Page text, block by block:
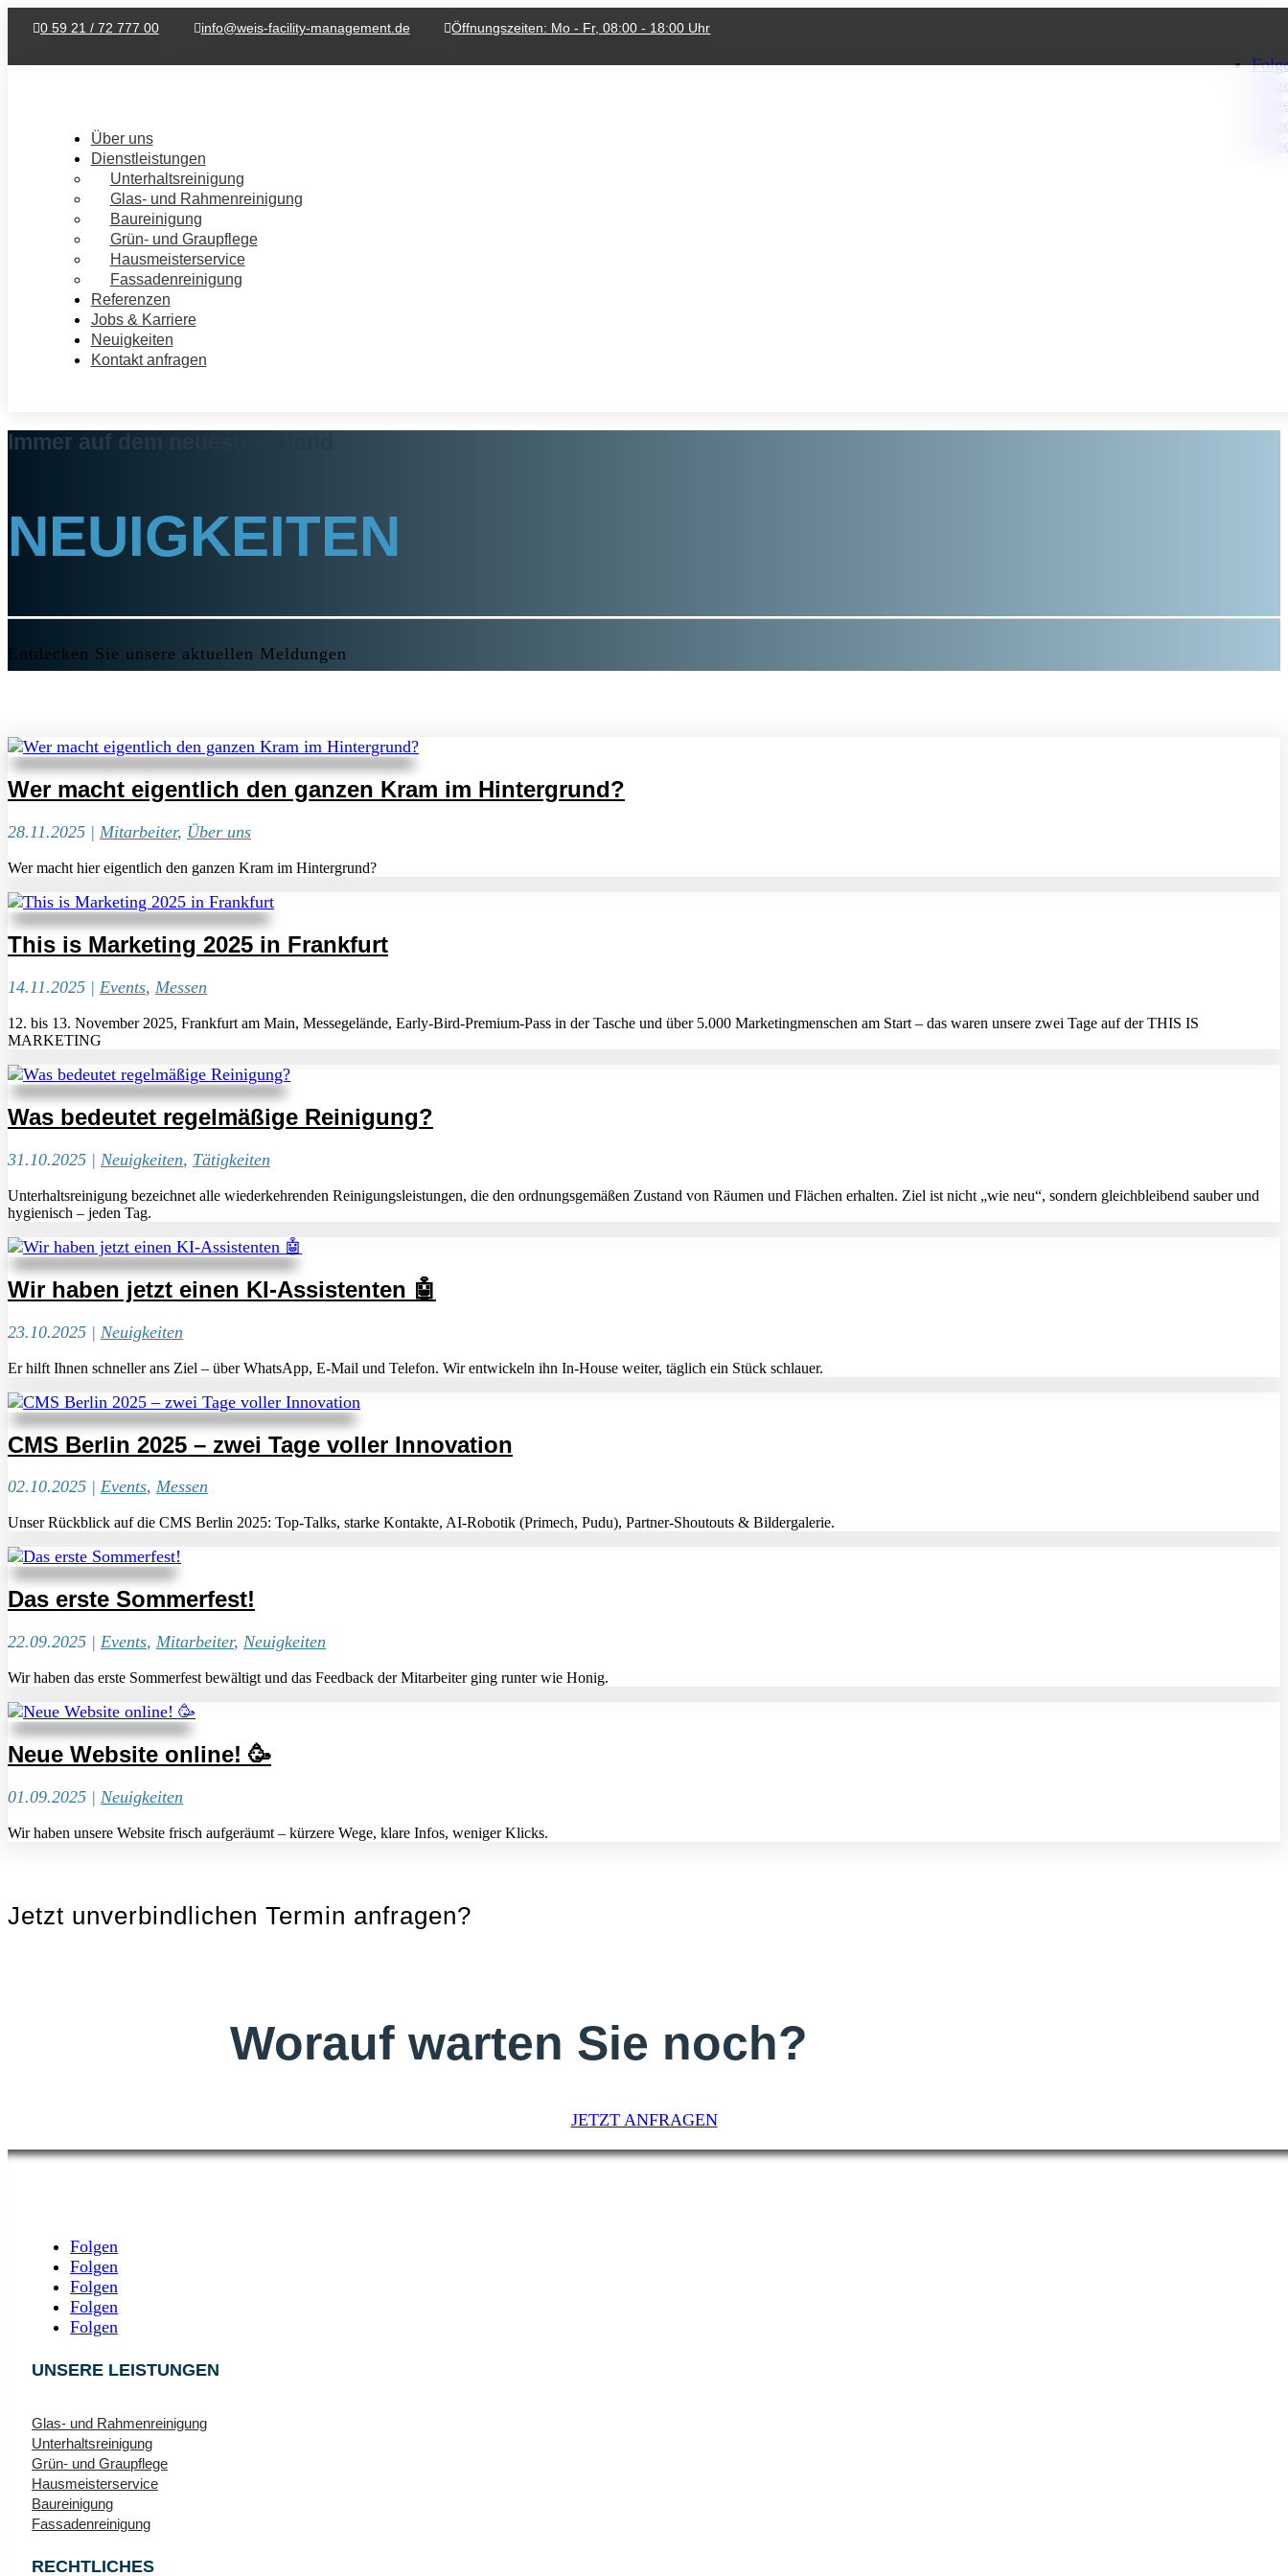
0 59 21 / 72 777 00 info@weis-facility-management.de Öffnungszeiten: Mo - Fr, 08:00 - 18:00 Uhr
Über uns
Dienstleistungen
Unterhaltsreinigung
Glas‑ und Rahmenreinigung
Baureinigung
Grün- und Graupflege
Hausmeisterservice
Fassadenreinigung
Referenzen
Jobs & Karriere
Neuigkeiten
Kontakt anfragen
Immer auf dem neuesten Stand
NEUIGKEITEN
Entdecken Sie unsere aktuellen Meldungen
Wer macht eigentlich den ganzen Kram im Hintergrund?
28.11.2025 | Mitarbeiter, Über uns
Wer macht hier eigentlich den ganzen Kram im Hintergrund?
This is Marketing 2025 in Frankfurt
14.11.2025 | Events, Messen
12. bis 13. November 2025, Frankfurt am Main, Messegelände, Early-Bird-Premium-Pass in der Tasche und über 5.000 Marketingmenschen am Start – das waren unsere zwei Tage auf der THIS IS
MARKETING
Was bedeutet regelmäßige Reinigung?
31.10.2025 | Neuigkeiten, Tätigkeiten
Unterhaltsreinigung bezeichnet alle wiederkehrenden Reinigungsleistungen, die den ordnungsgemäßen Zustand von Räumen und Flächen erhalten. Ziel ist nicht „wie neu“, sondern gleichbleibend sauber und
hygienisch – jeden Tag.
Wir haben jetzt einen KI-Assistenten 🤖
23.10.2025 | Neuigkeiten
Er hilft Ihnen schneller ans Ziel – über WhatsApp, E-Mail und Telefon. Wir entwickeln ihn In-House weiter, täglich ein Stück schlauer.
CMS Berlin 2025 – zwei Tage voller Innovation
02.10.2025 | Events, Messen
Unser Rückblick auf die CMS Berlin 2025: Top-Talks, starke Kontakte, AI-Robotik (Primech, Pudu), Partner-Shoutouts & Bildergalerie.
Das erste Sommerfest!
22.09.2025 | Events, Mitarbeiter, Neuigkeiten
Wir haben das erste Sommerfest bewältigt und das Feedback der Mitarbeiter ging runter wie Honig.
Neue Website online! 🥳
01.09.2025 | Neuigkeiten
Wir haben unsere Website frisch aufgeräumt – kürzere Wege, klare Infos, weniger Klicks.
Jetzt unverbindlichen Termin anfragen?
Worauf warten Sie noch?
JETZT ANFRAGEN
Folgen
Folgen
Folgen
Folgen
Folgen
UNSERE LEISTUNGEN
Glas‑ und Rahmenreinigung
Unterhaltsreinigung
Grün- und Graupflege
Hausmeisterservice
Baureinigung
Fassadenreinigung
RECHTLICHES